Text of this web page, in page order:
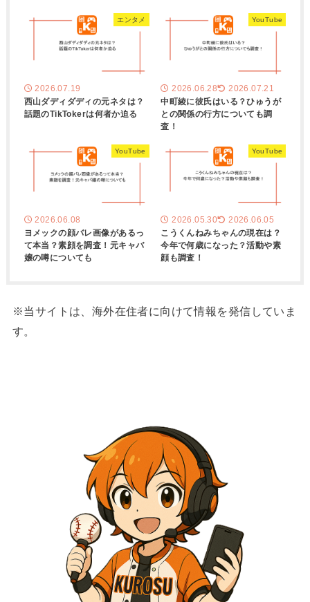
エンタメ
2026.07.19
西山ダディダディの元ネタは？
話題のTikTokerは何者か迫る
YouTube
2026.06.28 2026.07.21
中町綾に彼氏はいる？ひゅうが
との関係の行方についても調
査！
YouTube
2026.06.08
ヨメックの顔バレ画像があるっ
て本当？素顔を調査！元キャバ
嬢の噂についても
YouTube
2026.05.30 2026.06.05
こうくんねみちゃんの現在は？
今年で何歳になった？活動や素
顔も調査！
※当サイトは、海外在住者に向けて情報を発信していま
す。